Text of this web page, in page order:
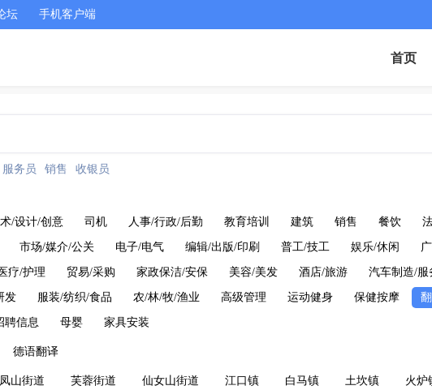
坛 手机客户端
首页
服务员 销售 收银员
/设计/创意 司机 人事/行政/后勤 教育培训 建筑 销售 餐饮
市场/媒介/公关 电子/电气 编辑/出版/印刷 普工/技工 娱乐/休闲
疗/护理 贸易/采购 家政保洁/安保 美容/美发 酒店/旅游 汽车制造/服
发 服装/纺织/食品 农/林/牧/渔业 高级管理 运动健身 保健按摩
聘信息 母婴 家具安装
德语翻译
凤山街道 芙蓉街道 仙女山街道 江口镇 白马镇 土坎镇 火炉